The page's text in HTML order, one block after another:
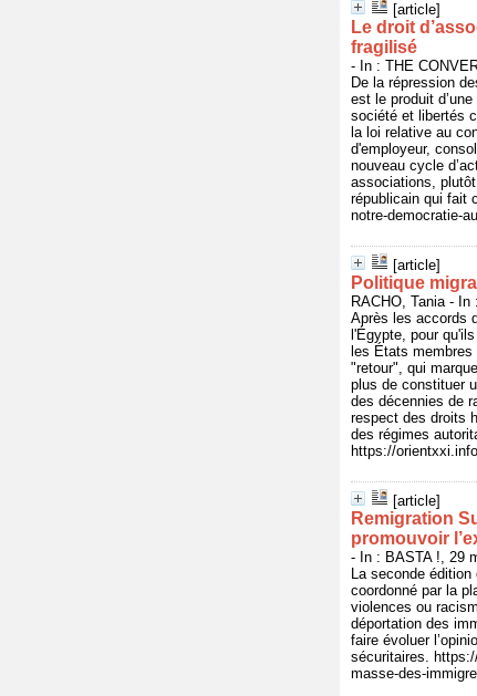
[article]
Le droit
fragilisé
- In : THE
De la répression
est le produit
société et libertés
la loi relative au
d'employeur,
nouveau cycle
associations,
républicain qui fait
notre-democratie-
[article]
Politique
RACHO, Tania -
Après les accords
l'Égypte, pour
les États
"retour", qui
plus de constituer
des décennies de
respect des droits
des régimes
https://
[article]
Remigration
promouvoir
- In : BASTA !, 29
La seconde
coordonné par la
violences ou
déportation des
faire évoluer
sécuritaires.
masse-des-